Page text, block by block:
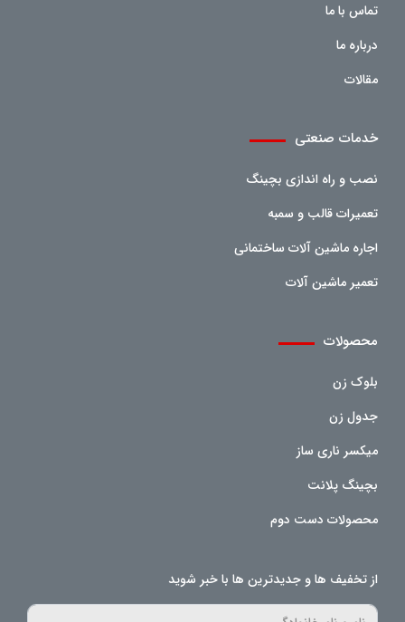
تماس با ما
درباره ما
مقالات
خدمات صنعتی
نصب و راه اندازی بچینگ
تعمیرات قالب و سمبه
اجاره ماشین آلات ساختمانی
تعمیر ماشین آلات
محصولات
بلوک زن
جدول زن
میکسر ناری ساز
بچینگ پلانت
محصولات دست دوم
از تخفیف ها و جدیدترین ها با خبر شوید